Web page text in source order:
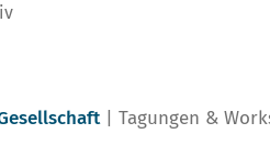
Tagungen &